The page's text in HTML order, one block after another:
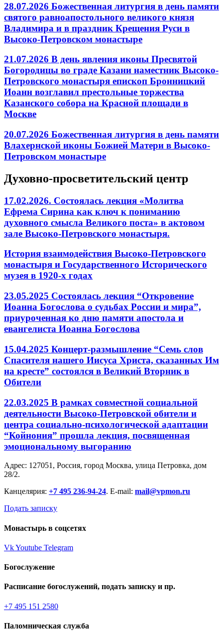
28.07.2026 Божественная литургия в день памяти
святого равноапостольного великого князя
Владимира и в праздник Крещения Руси в
Высоко-Петровском монастыре
21.07.2026 В день явления иконы Пресвятой
Богородицы во граде Казани наместник Высоко-
Петровского монастыря епископ Бронницкий
Иоанн возглавил престольные торжества
Казанского собора на Красной площади в
Москве
20.07.2026 Божественная литургия в день памяти
Влахернской иконы Божией Матери в Высоко-
Петровском монастыре
Духовно-просветительский центр
17.02.2026. Состоялась лекция «Молитва
Ефрема Сирина как ключ к пониманию
духовного смысла Великого поста» в актовом
зале Высоко-Петровского монастыря.
История взаимодействия Высоко-Петровского
монастыря и Государственного Исторического
музея в 1920-х годах
23.05.2025 Состоялась лекция “Откровение
Иоанна Богослова о судьбах России и мира”,
приуроченная ко дню памяти апостола и
евангелиста Иоанна Богослова
15.04.2025 Концерт-размышление “Семь слов
Спасителя нашего Иисуса Христа, сказанных Им
на кресте” состоялся в Великий Вторник в
Обители
22.03.2025 В рамках совместной социальной
деятельности Высоко-Петровской обители и
центра социально-психологической адаптации
“Койнония” прошла лекция, посвященная
эмоциональному выгоранию
Адрес: 127051, Россия, город Москва, улица Петровка, дом
28/2.
Канцелярия: +7 495 236-94-24. E-mail: mail@vpmon.ru
Подать записку
Монастырь в соцсетях
VkYoutube Telegram
Богослужение
Расписание богослужений, подать записку и пр.
+7 495 151 2580
Паломническая служба